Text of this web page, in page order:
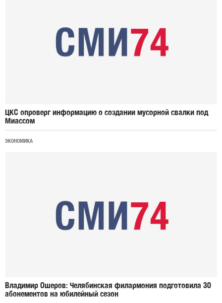
ЦКС опроверг информацию о создании мусорной свалки под
Миассом
ЭКОНОМИКА
Владимир Ошеров: Челябинская филармония подготовила 30
абонементов на юбилейный сезон